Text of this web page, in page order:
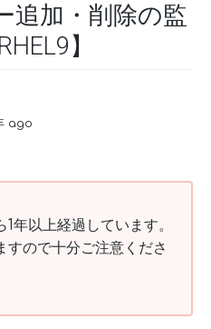
追加・削除の監
】
ago
年以上経過しています。
すので十分ご注意くださ